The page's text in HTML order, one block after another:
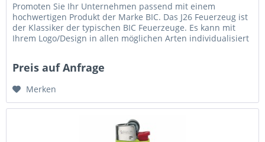
Promoten Sie Ihr Unternehmen passend mit einem
hochwertigen Produkt der Marke BIC. Das J26 Feuerzeug ist
der Klassiker der typischen BIC Feuerzeuge. Es kann mit
Ihrem Logo/Design in allen möglichen Arten individualisiert
Preis auf Anfrage
Merken